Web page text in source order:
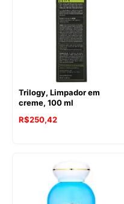
Trilogy, Limpador em
creme, 100 ml
R$250,42